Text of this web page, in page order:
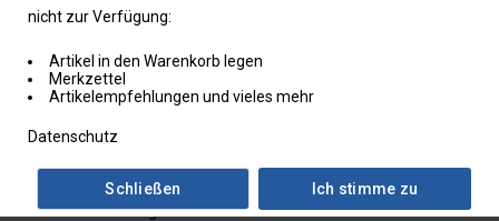
Lieferzeit: 2 - 3 Tage
nicht zur Verfügung:
Artikel in den Warenkorb legen
Merkzettel
Artikelempfehlungen und vieles mehr
Datenschutz
Ich stimme zu
Schließen